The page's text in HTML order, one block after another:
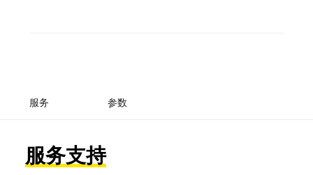
服务 参数
服务支持